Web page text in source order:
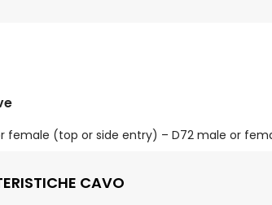
female (top or side entry) – D72 male or
CAVO